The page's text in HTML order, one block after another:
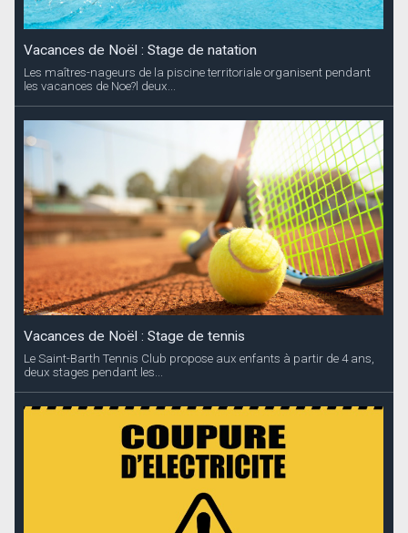
Vacances de Noël : Stage de natation
Les maîtres-nageurs de la piscine territoriale organisent pendant
les vacances de Noe?l deux...
Vacances de Noël : Stage de tennis
Le Saint-Barth Tennis Club propose aux enfants à partir de 4 ans,
deux stages pendant les...